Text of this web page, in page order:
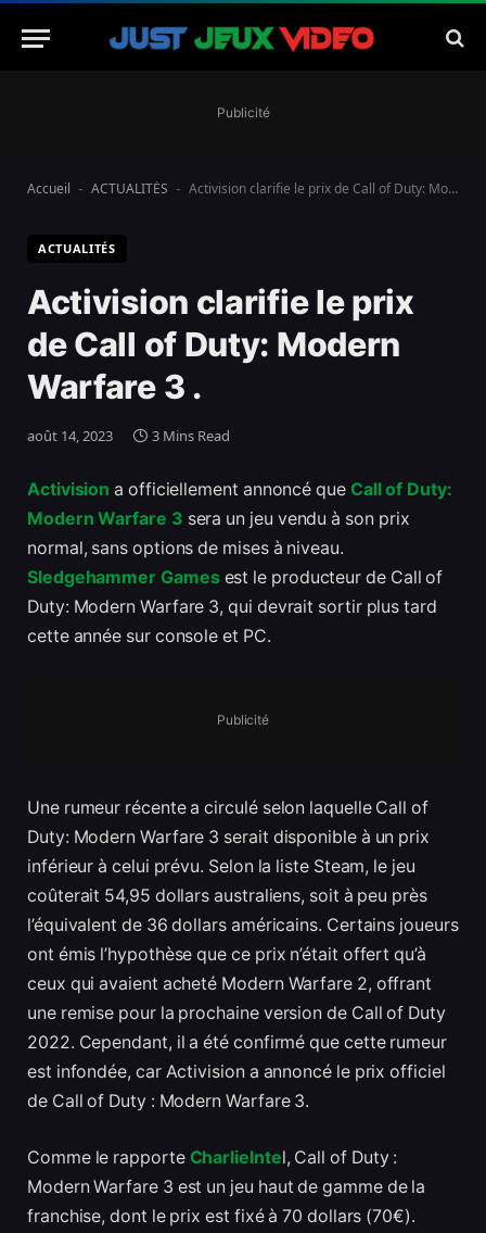
Publicité
Accueil - ACTUALITÉS - Activision clarifie le prix de Call of Duty: Modern Warfare 3 .
ACTUALITÉS
Activision clarifie le prix
de Call of Duty: Modern
Warfare 3 .
août 14, 2023 3 Mins Read
Activision a officiellement annoncé que Call of Duty:
Modern Warfare 3 sera un jeu vendu à son prix
normal, sans options de mises à niveau.
Sledgehammer Games est le producteur de Call of
Duty: Modern Warfare 3, qui devrait sortir plus tard
cette année sur console et PC.
Publicité
Une rumeur récente a circulé selon laquelle Call of
Duty: Modern Warfare 3 serait disponible à un prix
inférieur à celui prévu. Selon la liste Steam, le jeu
coûterait 54,95 dollars australiens, soit à peu près
l’équivalent de 36 dollars américains. Certains joueurs
ont émis l’hypothèse que ce prix n’était offert qu’à
ceux qui avaient acheté Modern Warfare 2, offrant
une remise pour la prochaine version de Call of Duty
2022. Cependant, il a été confirmé que cette rumeur
est infondée, car Activision a annoncé le prix officiel
de Call of Duty : Modern Warfare 3.
Comme le rapporte CharlieIntel, Call of Duty :
Modern Warfare 3 est un jeu haut de gamme de la
franchise, dont le prix est fixé à 70 dollars (70€).